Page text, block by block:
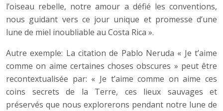
l’oiseau rebelle, notre amour a défié les conventions,
nous guidant vers ce jour unique et promesse d’une
lune de miel inoubliable au Costa Rica ».
Autre exemple: La citation de Pablo Neruda « Je t’aime
comme on aime certaines choses obscures » peut être
recontextualisée par: « Je t’aime comme on aime ces
coins secrets de la Terre, ces lieux sauvages et
préservés que nous explorerons pendant notre lune de